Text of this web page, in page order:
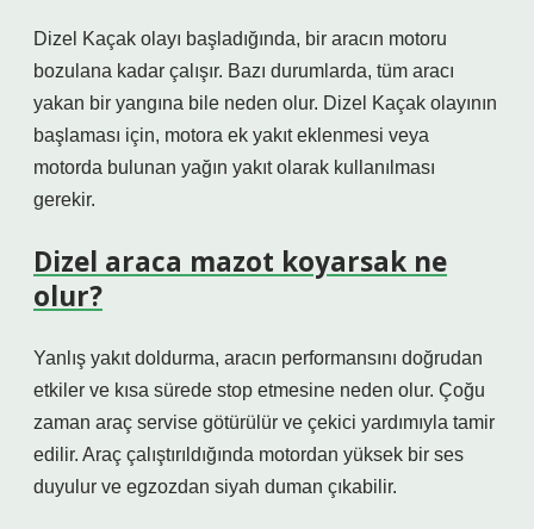
Dizel Kaçak olayı başladığında, bir aracın motoru
bozulana kadar çalışır. Bazı durumlarda, tüm aracı
yakan bir yangına bile neden olur. Dizel Kaçak olayının
başlaması için, motora ek yakıt eklenmesi veya
motorda bulunan yağın yakıt olarak kullanılması
gerekir.
Dizel araca mazot koyarsak ne
olur?
Yanlış yakıt doldurma, aracın performansını doğrudan
etkiler ve kısa sürede stop etmesine neden olur. Çoğu
zaman araç servise götürülür ve çekici yardımıyla tamir
edilir. Araç çalıştırıldığında motordan yüksek bir ses
duyulur ve egzozdan siyah duman çıkabilir.